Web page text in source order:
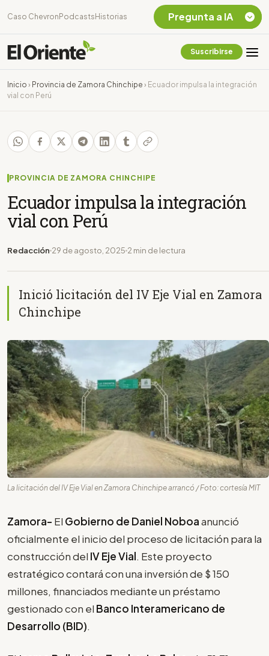
Caso Chevron Podcasts Historias
Suscribirse
Inicio › Provincia de Zamora Chinchipe › Ecuador impulsa la integración
vial con Perú
PROVINCIA DE ZAMORA CHINCHIPE
Ecuador impulsa la integración
vial con Perú
Redacción 29 de agosto, 2025 2 min de lectura
Inició licitación del IV Eje Vial en Zamora
Chinchipe
La licitación del IV Eje Vial en Zamora Chinchipe arrancó / Foto: cortesía MIT
Zamora- El Gobierno de Daniel Noboaanunció
oficialmente el inicio del proceso de licitación para la
construcción del IV Eje Vial. Este proyecto
estratégico contará con una inversión de $ 150
millones, financiados mediante un préstamo
gestionado con el Banco Interamericano de
Desarrollo (BID).
Pregunta a IA
Chevron Ecuador